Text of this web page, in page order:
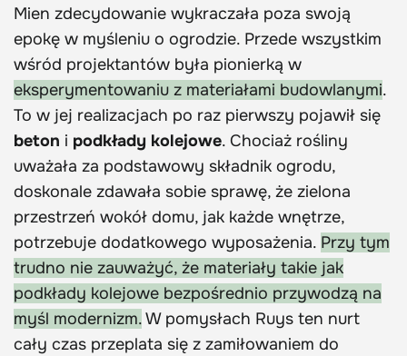
Mien zdecydowanie wykraczała poza swoją
epokę w myśleniu o ogrodzie. Przede wszystkim
wśród projektantów była pionierką w
eksperymentowaniu z materiałami budowlanymi.
To w jej realizacjach po raz pierwszy pojawił się
beton i podkłady kolejowe. Chociaż rośliny
uważała za podstawowy składnik ogrodu,
doskonale zdawała sobie sprawę, że zielona
przestrzeń wokół domu, jak każde wnętrze,
potrzebuje dodatkowego wyposażenia. Przy tym
trudno nie zauważyć, że materiały takie jak
podkłady kolejowe bezpośrednio przywodzą na
myśl modernizm.W pomysłach Ruys ten nurt
cały czas przeplata się z zamiłowaniem do